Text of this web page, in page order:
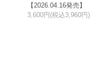
【2026.04.16発売】
3,600円(税込3,960円)